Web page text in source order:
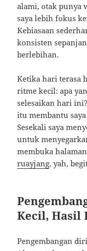
alami, otak punya
saya lebih fokus
Kebiasaan
konsisten
berlebihan.
Ketika hari terasa
ritme kecil: apa
selesaikan hari
itu membantu
Sesekali saya
untuk
membuka
ruayjang, yah,
Kecil, Hasil
Pengembangan